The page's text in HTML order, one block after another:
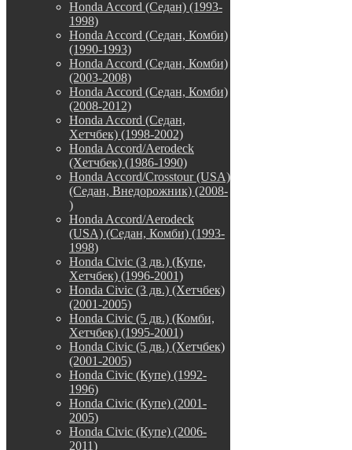
Honda Accord (Седан) (1993-
1998)
Honda Accord (Седан, Комби)
(1990-1993)
Honda Accord (Седан, Комби)
(2003-2008)
Honda Accord (Седан, Комби)
(2008-2012)
Honda Accord (Седан,
Хетчбек) (1998-2002)
Honda Accord/Aerodeck
(Хетчбек) (1986-1990)
Honda Accord/Crosstour (USA)
(Седан, Внедорожник) (2008-
)
Honda Accord/Аerodeck
(USA) (Седан, Комби) (1993-
1998)
Honda Civic (3 дв.) (Купе,
Хетчбек) (1996-2001)
Honda Civic (3 дв.) (Хетчбек)
(2001-2005)
Honda Civic (5 дв.) (Комби,
Хетчбек) (1995-2001)
Honda Civic (5 дв.) (Хетчбек)
(2001-2005)
Honda Civic (Купе) (1992-
1996)
Honda Civic (Купе) (2001-
2005)
Honda Civic (Купе) (2006-
2011)